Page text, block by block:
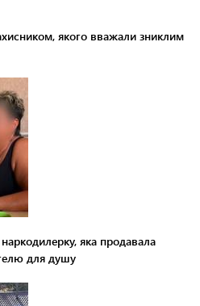
якого вважали зниклим
яка продавала
для душу